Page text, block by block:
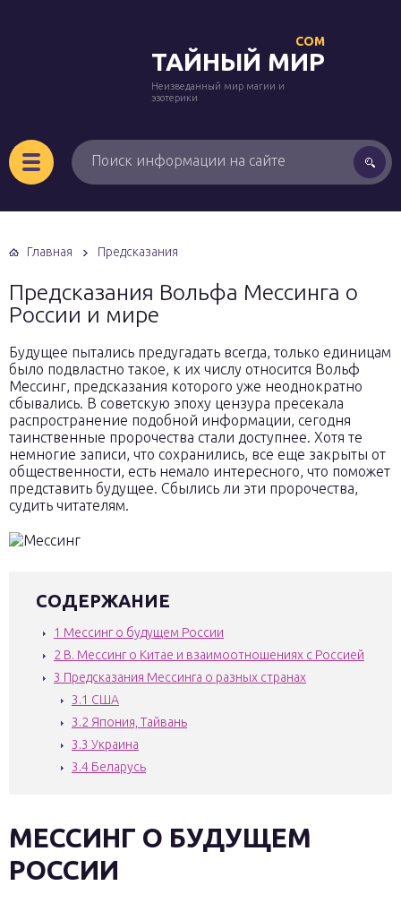
ТАЙНЫЙ МИР
COM
Неизведанный мир магии и
эзотерики
Главная Предсказания
Предсказания Вольфа Мессинга о
России и мире
Будущее пытались предугадать всегда, только единицам
было подвластно такое, к их числу относится Вольф
Мессинг, предсказания которого уже неоднократно
сбывались. В советскую эпоху цензура пресекала
распространение подобной информации, сегодня
таинственные пророчества стали доступнее. Хотя те
немногие записи, что сохранились, все еще закрыты от
общественности, есть немало интересного, что поможет
представить будущее. Сбылись ли эти пророчества,
судить читателям.
СОДЕРЖАНИЕ
1 Мессинг о будущем России
2 В. Мессинг о Китае и взаимоотношениях с Россией
3 Предсказания Мессинга о разных странах
3.1 США
3.2 Япония, Тайвань
3.3 Украина
3.4 Беларусь
МЕССИНГ О БУДУЩЕМ
РОССИИ